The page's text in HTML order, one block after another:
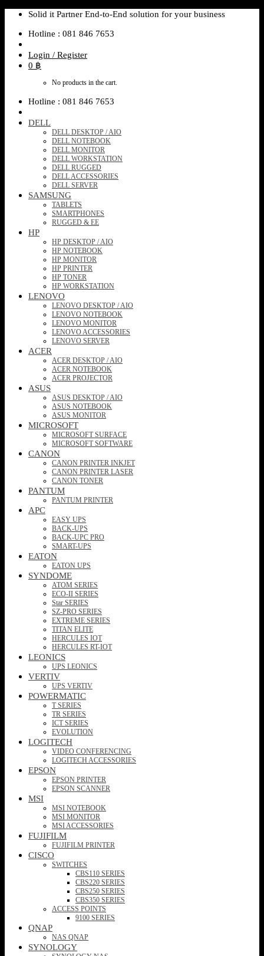
Skip
content
Solid it Partner End-to-End solution for your business
Hotline : 081 846 7653
Login / Register
0 ฿
No products in the cart.
Hotline : 081 846 7653
DELL
DELL DESKTOP / AIO
DELL NOTEBOOK
DELL MONITOR
DELL WORKSTATION
DELL RUGGED
DELL ACCESSORIES
DELL SERVER
SAMSUNG
TABLETS
SMARTPHONES
RUGGED & EE
HP
HP DESKTOP / AIO
HP NOTEBOOK
HP MONITOR
HP PRINTER
HP TONER
HP WORKSTATION
LENOVO
LENOVO DESKTOP / AIO
LENOVO NOTEBOOK
LENOVO MONITOR
LENOVO ACCESSORIES
LENOVO SERVER
ACER
ACER DESKTOP / AIO
ACER NOTEBOOK
ACER PROJECTOR
ASUS
ASUS DESKTOP / AIO
ASUS NOTEBOOK
ASUS MONITOR
MICROSOFT
MICROSOFT SURFACE
MICROSOFT SOFTWARE
CANON
CANON PRINTER INKJET
CANON PRINTER LASER
CANON TONER
PANTUM
PANTUM PRINTER
APC
EASY UPS
BACK-UPS
BACK-UPC PRO
SMART-UPS
EATON
EATON UPS
SYNDOME
ATOM SERIES
ECO-II SERIES
Star SERIES
SZ-PRO SERIES
EXTREME SERIES
TITAN ELITE
HERCULES IOT
HERCULES RT-IOT
LEONICS
UPS LEONICS
VERTIV
UPS VERTIV
POWERMATIC
T SERIES
TR SERIES
ICT SERIES
EVOLUTION
LOGITECH
VIDEO CONFERENCING
LOGITECH ACCESSORIES
EPSON
EPSON PRINTER
EPSON SCANNER
MSI
MSI NOTEBOOK
MSI MONITOR
MSI ACCESSORIES
FUJIFILM
FUJIFILM PRINTER
CISCO
SWITCHES
CBS110 SERIES
CBS220 SERIES
CBS250 SERIES
CBS350 SERIES
ACCESS POINTS
9100 SERIES
QNAP
NAS QNAP
SYNOLOGY